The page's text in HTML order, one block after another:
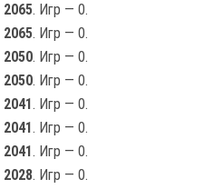
2065. Игр — 0.
2065. Игр — 0.
2050. Игр — 0.
2050. Игр — 0.
2041. Игр — 0.
2041. Игр — 0.
2041. Игр — 0.
2028. Игр — 0.